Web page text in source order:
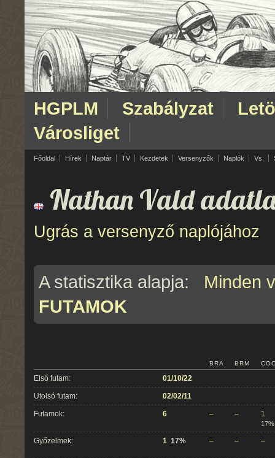
HGPLM Szabályzat
Városliget
Főoldal Hírek Naptár TV Kezdetek Versenyzők Naplók Vs.
Nathan Vald
Ugrás a versenyző naplójához
A statisztika alapja: Minden
FUTAMOK
BRA BRM
Első futam: 01/10/22
Utolsó futam: 02/02/11
Futamok: 6 – – 1
17%
Győzelmek: 1 17% – – –